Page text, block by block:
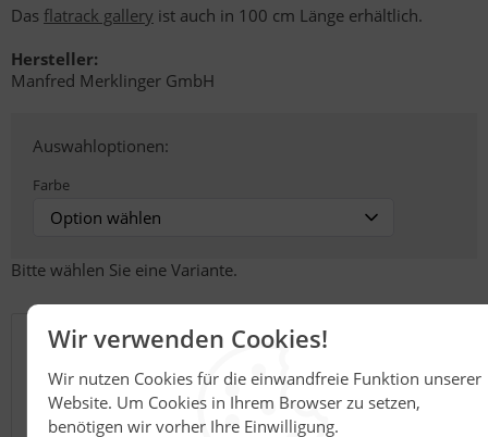
Wir verwenden Cookies!
Wir nutzen Cookies für die einwandfreie Funktion unserer
Website. Um Cookies in Ihrem Browser zu setzen,
benötigen wir vorher Ihre Einwilligung.
Das flatrack gallery ist auch in 100 cm Länge erhältlich.
Hersteller:
Manfred Merklinger GmbH
Auswahloptionen:
Farbe
Bitte wählen Sie eine Variante.
Details
Pulverbeschichtetes Metallregal zur Befestigung an
der Wand
Unsere Regale können gegen Aufpreis in allen RAL-